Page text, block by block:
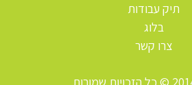
תיק עבודות
בלוג
צרו קשר